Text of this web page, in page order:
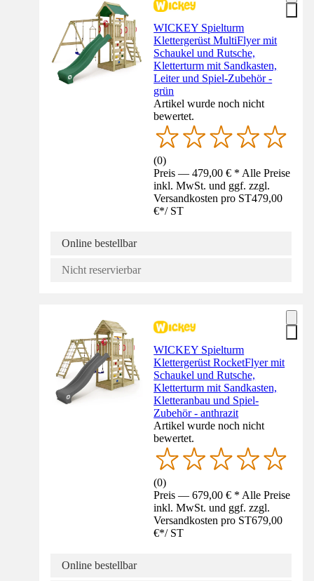
WICKEY Spielturm
Klettergerüst MultiFlyer mit
Schaukel und Rutsche,
Kletterturm mit Sandkasten,
Leiter und Spiel-Zubehör -
grün
Artikel wurde noch nicht
bewertet.
(0)
Preis — 479,00 € * Alle Preise
inkl. MwSt. und ggf. zzgl.
Versandkosten pro ST479,00
€*/ ST
Online bestellbar
Nicht reservierbar
WICKEY Spielturm
Klettergerüst RocketFlyer mit
Schaukel und Rutsche,
Kletterturm mit Sandkasten,
Kletteranbau und Spiel-
Zubehör - anthrazit
Artikel wurde noch nicht
bewertet.
(0)
Preis — 679,00 € * Alle Preise
inkl. MwSt. und ggf. zzgl.
Versandkosten pro ST679,00
€*/ ST
Online bestellbar